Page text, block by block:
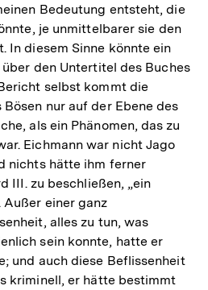
Bedeutung entsteht, die
je unmittelbarer sie den
In diesem Sinne könnte ein
den Untertitel des Buches
selbst kommt die
nur auf der Ebene des
als ein Phänomen, das zu
Eichmann war nicht Jago
nichts hätte ihm ferner
III. zu beschließen, „ein
Außer einer ganz
alles zu tun, was
sein konnte, hatte er
und auch diese Beflissenheit
kriminell, er hätte bestimmt